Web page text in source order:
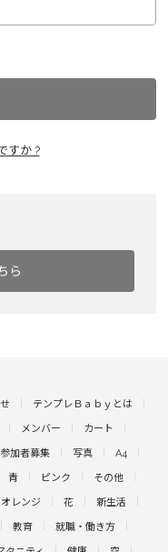
すか ?
ら
テンプレＢａｂｙとは
メンバー カート
参加者募集 写真 A4
青 ピンク その他
オレンジ 花 新生活
教育 就職・働き方